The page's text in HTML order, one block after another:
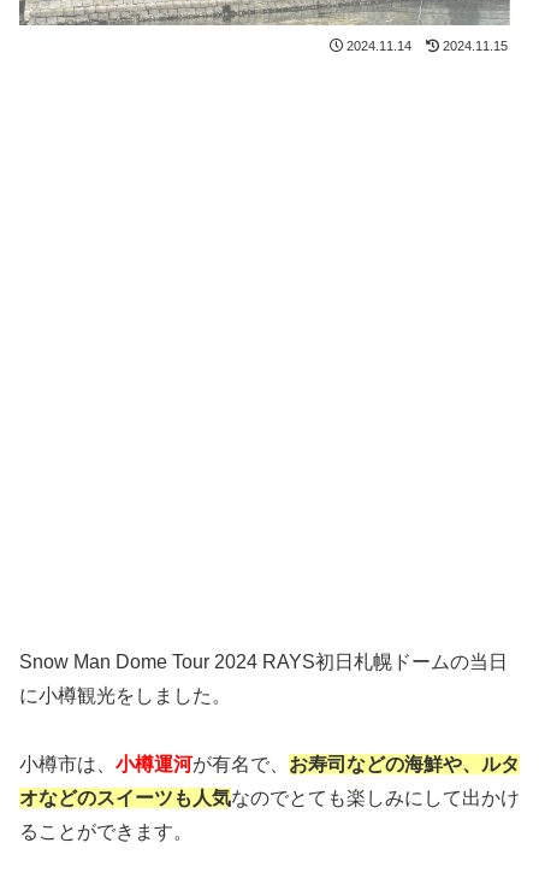
2024.11.14 2024.11.15
Snow Man Dome Tour 2024 RAYS初日札幌ドームの当日
に小樽観光をしました。
小樽市は、 小樽運河が有名で、 お寿司などの海鮮や、ルタ
オなどのスイーツも人気なのでとても楽しみにして出かけ
ることができます。